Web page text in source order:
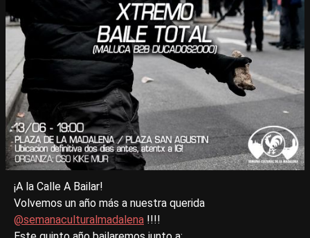
¡A la Calle A Bailar!
Volvemos un año más a nuestra querida
@semanaculturalmadalena !!!!